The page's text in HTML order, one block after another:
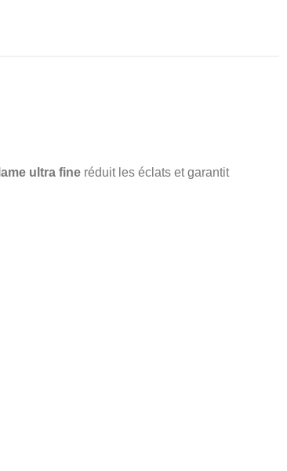
lame ultra fine réduit les éclats et garantit